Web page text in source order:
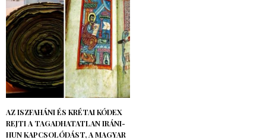
AZ ISZFAHÁNI ÉS KRÉTAI KÓDEX
REJTI A TAGADHATATLAN IRÁNI-
HUN KAPCSOLÓDÁST, A MAGYAR